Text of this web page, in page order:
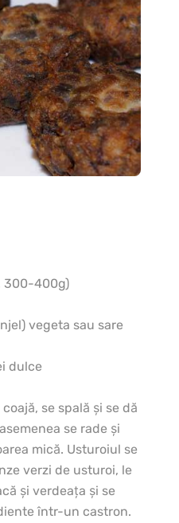
300-400g)
vegeta sau sare
dulce
se spală şi se dă
se rade şi
mică. Usturoiul se
verzi de usturoi, le
şi verdeaţa şi se
într-un castron.